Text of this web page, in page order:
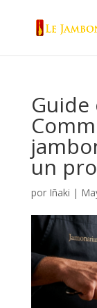
un pro
por Iñaki |